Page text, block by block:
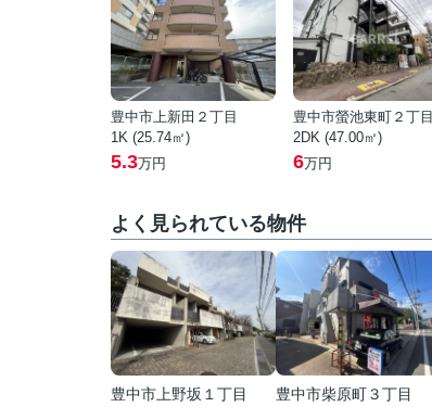
豊中市上新田２丁目
1K (25.74㎡)
5.3万円
豊中市螢池東町２丁目
2DK (47.00㎡)
6万円
よく見られている物件
豊中市上野坂１丁目
豊中市柴原町３丁目